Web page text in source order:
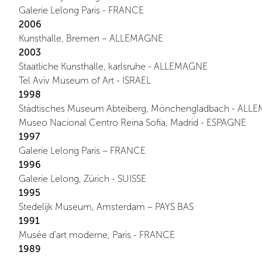
Galerie Lelong Paris - FRANCE
2006
Kunsthalle, Bremen – ALLEMAGNE
2003
Staatliche Kunsthalle, karlsruhe - ALLEMAGNE
Tel Aviv Museum of Art - ISRAEL
1998
Städtisches Museum Abteiberg, Mönchengladbach -
Museo Nacional Centro Reina Sofia, Madrid - ESPAGNE
1997
Galerie Lelong Paris – FRANCE
1996
Galerie Lelong, Zürich - SUISSE
1995
Stedelijk Museum, Amsterdam – PAYS BAS
1991
Musée d'art moderne, Paris - FRANCE
1989